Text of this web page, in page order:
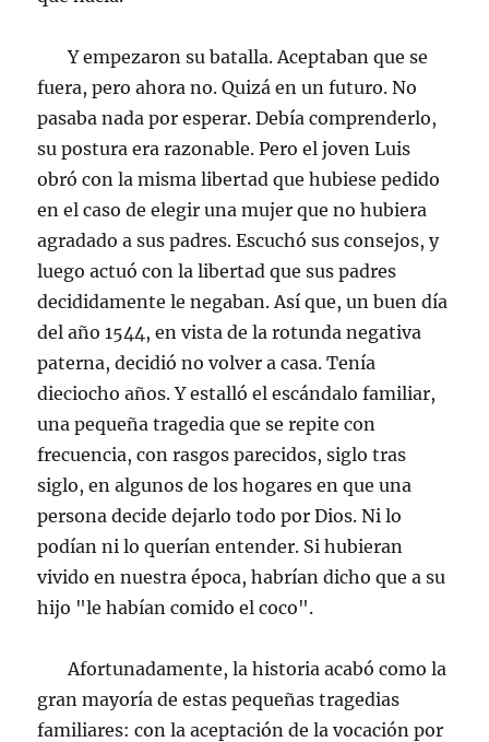
Y empezaron su batalla. Aceptaban que se
fuera, pero ahora no. Quizá en un futuro. No
pasaba nada por esperar. Debía comprenderlo,
su postura era razonable. Pero el joven Luis
obró con la misma libertad que hubiese pedido
en el caso de elegir una mujer que no hubiera
agradado a sus padres. Escuchó sus consejos, y
luego actuó con la libertad que sus padres
decididamente le negaban. Así que, un buen día
del año 1544, en vista de la rotunda negativa
paterna, decidió no volver a casa. Tenía
dieciocho años. Y estalló el escándalo familiar,
una pequeña tragedia que se repite con
frecuencia, con rasgos parecidos, siglo tras
siglo, en algunos de los hogares en que una
persona decide dejarlo todo por Dios. Ni lo
podían ni lo querían entender. Si hubieran
vivido en nuestra época, habrían dicho que a su
hijo "le habían comido el coco".
Afortunadamente, la historia acabó como la
gran mayoría de estas pequeñas tragedias
familiares: con la aceptación de la vocación por